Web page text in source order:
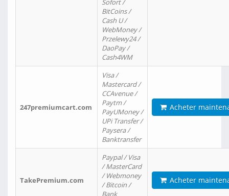
Sofort /
BitCoins /
Cash U /
WebMoney /
Przelewy24 /
DaoPay /
Cash4WM
247premiumcart.com
Visa /
Mastercard /
CCAvenue /
Paytm /
PayUMoney /
UPi Transfer /
Paysera /
Banktransfer
Acheter
TakePremium.com
Paypal / Visa
/ MasterCard
/ Webmoney
/ Bitcoin /
Bank
Acheter